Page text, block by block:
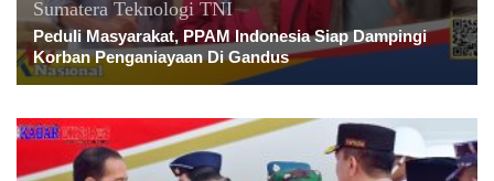
Sumatera Teknologi TNI
Peduli Masyarakat, PPAM Indonesia Siap Dampingi
Korban Penganiayaan Di Gandus